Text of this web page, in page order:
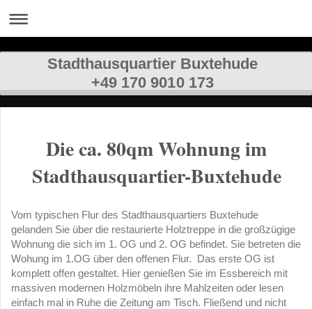
Stadthausquartier Buxtehude
+49 170 9010 173
Die ca. 80qm Wohnung im
Stadthausquartier-Buxtehude
Vom typischen Flur des Stadthausquartiers Buxtehude
gelanden Sie über die restaurierte Holztreppe in die großzügige
Wohnung die sich im 1. OG und 2. OG befindet. Sie betreten die
Wohung im 1.OG über den offenen Flur. Das erste OG ist
komplett offen gestaltet. Hier genießen Sie im Essbereich mit
massiven modernen Holzmöbeln ihre Mahlzeiten oder lesen
einfach mal in Ruhe die Zeitung am Tisch. Fließend und nicht